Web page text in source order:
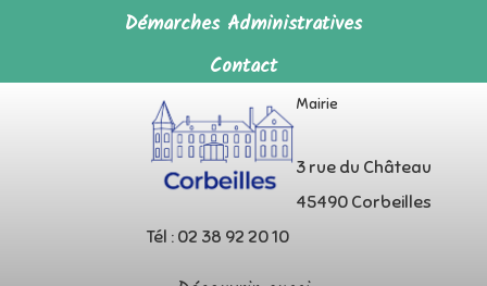
Démarches Administratives
Contact
Mairie
3 rue du Château
45490 Corbeilles
Tél : 02 38 92 20 10